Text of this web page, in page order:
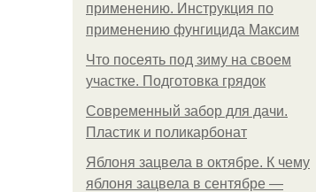
применению. Инструкция по
применению фунгицида Максим
Что посеять под зиму на своем
участке. Подготовка грядок
Современный забор для дачи.
Пластик и поликарбонат
Яблоня зацвела в октябре. К чему
яблоня зацвела в сентябре —